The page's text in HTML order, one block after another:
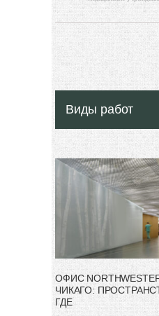
Виды работ
ОФИС
ЧИКАГО:
ГДЕ